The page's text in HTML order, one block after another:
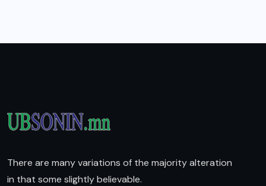
There are many variations of the majority alteration
in that some slightly believable.